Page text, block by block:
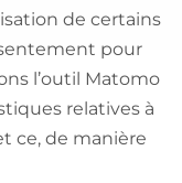
de certains
pour
l’outil Matomo
relatives à
ce, de manière